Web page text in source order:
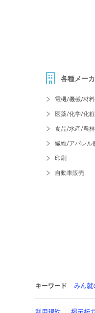
各種メー
電機/機械/材料
医薬/化学/化
食品/水産/農林
繊維/アパレル
印刷
自動車販売
キーワード みん